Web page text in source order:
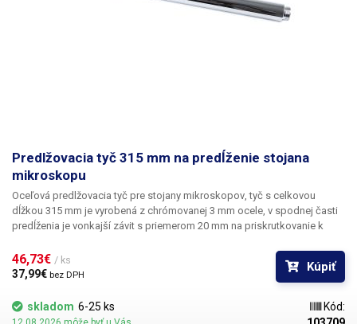
Predlžovacia tyč 315 mm na predĺženie stojana
mikroskopu
Oceľová predlžovacia tyč pre stojany mikroskopov, tyč s celkovou
dĺžkou 315 mm je vyrobená z chrómovanej 3 mm ocele, v spodnej časti
predĺženia je vonkajší závit s priemerom 20 mm na priskrutkovanie k
priemerom 19 mm na prípadné ďalšie predĺženie. Tyč slúži ako
predĺženie napríklad na pripevnenie väčších monitorov k stojanu alebo
na zvýšenie manipulačnej výšky pri skúmaní väčších objektov.Obsah
balenia: predlžovacia tyč 315 mm
46,73€ / ks
37,99€ bez DPH
Kúpiť
skladom 6-25 ks
Kód: